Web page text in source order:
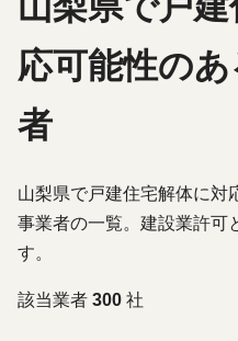
応可能性の
者
山梨県で戸建住宅解体に対
事業者の一覧。建設業許可
す。
該当業者 300 社